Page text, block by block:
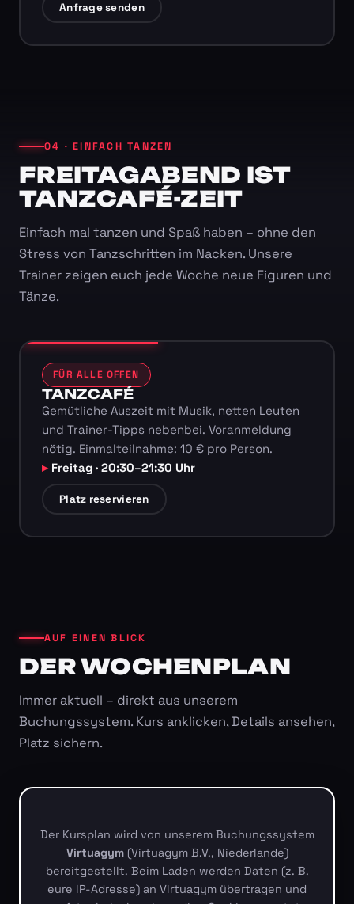
Anfrage senden
04 · EINFACH TANZEN
FREITAGABEND IST
TANZCAFÉ-ZEIT
Einfach mal tanzen und Spaß haben – ohne den
Stress von Tanzschritten im Nacken. Unsere
Trainer zeigen euch jede Woche neue Figuren und
Tänze.
FÜR ALLE OFFEN
TANZCAFÉ
Gemütliche Auszeit mit Musik, netten Leuten
und Trainer-Tipps nebenbei. Voranmeldung
nötig. Einmalteilnahme: 10 € pro Person.
Freitag · 20:30–21:30 Uhr
Platz reservieren
AUF EINEN BLICK
DER WOCHENPLAN
Immer aktuell – direkt aus unserem
Buchungssystem. Kurs anklicken, Details ansehen,
Platz sichern.
Der Kursplan wird von unserem Buchungssystem
Virtuagym(Virtuagym B.V., Niederlande)
bereitgestellt. Beim Laden werden Daten (z. B.
eure IP-Adresse) an Virtuagym übertragen und